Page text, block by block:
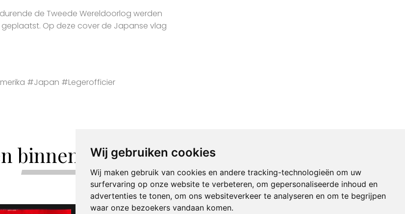
Wij gebruiken cookies
Wij maken gebruik van cookies en andere tracking-technologieën om uw
surfervaring op onze website te verbeteren, om gepersonaliseerde inhoud en
advertenties te tonen, om ons websiteverkeer te analyseren en om te begrijpen
waar onze bezoekers vandaan komen.
de Tweede Wereldoorlog werden
Op deze cover de Japanse vlag
#Japan #Legerofficier
binnen de categorie Time Magazine